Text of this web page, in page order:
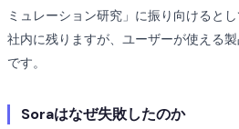
ミュレーション研究」に振り向けると
社内に残りますが、ユーザーが使える
です。
Soraはなぜ失敗したのか